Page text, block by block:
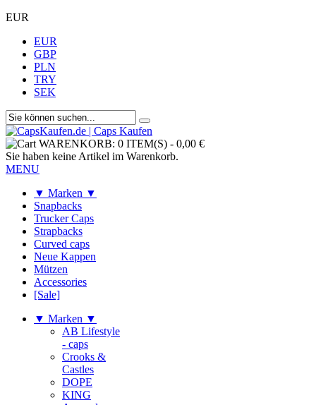
EUR
EUR
GBP
PLN
TRY
SEK
WARENKORB: 0 ITEM(S) - 0,00 €
Sie haben keine Artikel im Warenkorb.
MENU
▼ Marken ▼
Snapbacks
Trucker Caps
Strapbacks
Curved caps
Neue Kappen
Mützen
Accessories
[Sale]
▼ Marken ▼
AB Lifestyle
- caps
Crooks &
Castles
DOPE
KING